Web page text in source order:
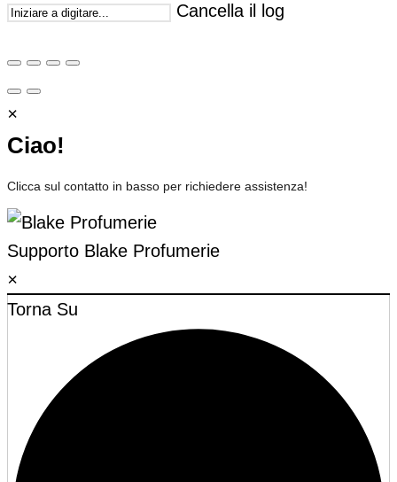
Cancella il log
×
Ciao!
Clicca sul contatto in basso per richiedere assistenza!
Supporto Blake Profumerie
×
Torna Su